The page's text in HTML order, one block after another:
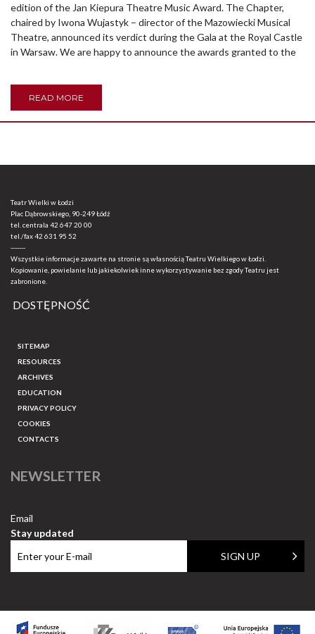
edition of the Jan Kiepura Theatre Music Award. The Chapter,
chaired by Iwona Wujastyk – director of the Mazowiecki Musical
Theatre, announced its verdict during the Gala at the Royal Castle
in Warsaw. We are happy to announce the awards granted to the
READ MORE
Teatr Wielki w Łodzi
Plac Dąbrowskiego, 90-249 Łódź
tel. centrala 42 647 20 00
tel./fax42 631 95 52
-------
Wszystkie informacje zawarte na stronie są własnością Teatru Wielkiego w Łodzi.
Kopiowanie, powielanie lub jakiekolwiek inne wykorzystywanie bez zgody Teatru jest
zabronione.
DOSTĘPNOŚĆ
SITEMAP
RESOURCES
ARCHIVES
EDUCATION
PRIVACY POLICY
COOKIES
CONTACTS
NEWSLETTER
Email
Stay updated